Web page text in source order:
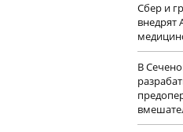
Сбер и
внедрят
В